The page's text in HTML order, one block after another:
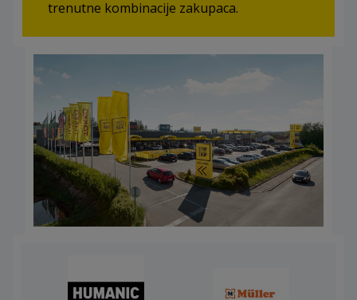
trenutne kombinacije zakupaca.